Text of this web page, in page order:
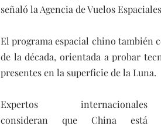
señaló la Agencia de Vuelos
El programa espacial chino también
de la década, orientada a probar
presentes en la superficie de la Luna.
Expertos internacionales
consideran que China está